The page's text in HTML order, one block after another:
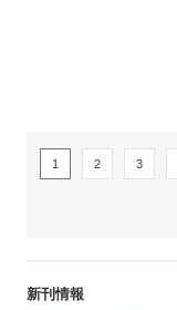
1 2 3
新刊情報